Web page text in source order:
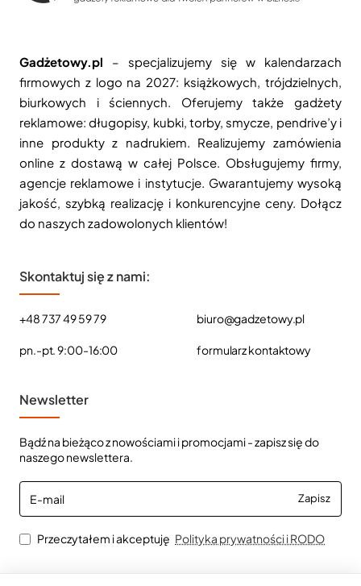
Gadżetowy.pl – specjalizujemy się w kalendarzach
firmowych z logo na 2027: książkowych, trójdzielnych,
biurkowych i ściennych. Oferujemy także gadżety
reklamowe: długopisy, kubki, torby, smycze, pendrive’y i
inne produkty z nadrukiem. Realizujemy zamówienia
online z dostawą w całej Polsce. Obsługujemy firmy,
agencje reklamowe i instytucje. Gwarantujemy wysoką
jakość, szybką realizację i konkurencyjne ceny. Dołącz
do naszych zadowolonych klientów!
Skontaktuj się z nami:
+48 737 49 59 79
pn.-pt. 9:00-16:00
biuro@gadzetowy.pl
formularz kontaktowy
Newsletter
Bądź na bieżąco z nowościami i promocjami - zapisz się do
naszego newslettera.
E-
mail
Zapisz
Przeczytałem i akceptuję Polityka prywatności i RODO